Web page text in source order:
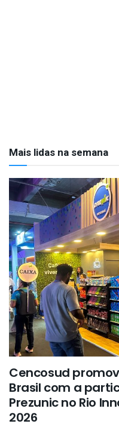
Mais lidas na semana
Cencosud
Brasil com a
Prezunic no Rio
2026